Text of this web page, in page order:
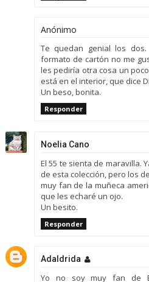
Anónimo
Te quedan genial los
formato de cartón no me
les pediría otra cosa un
está en el interior, que dice
Un beso, bonita.
Responder
Noelia Cano
El 55 te sienta de maravilla.
de esta colección, pero los
muy fan de la muñeca
que les echaré un ojo.
Un besito.
Responder
Adaldrida
Yo no soy muy fan de